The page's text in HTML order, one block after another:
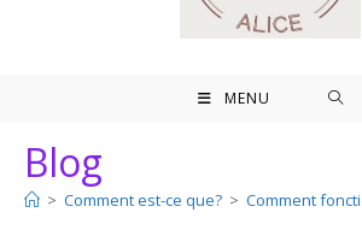
MENU
Blog
> Comment est-ce que? > Comment